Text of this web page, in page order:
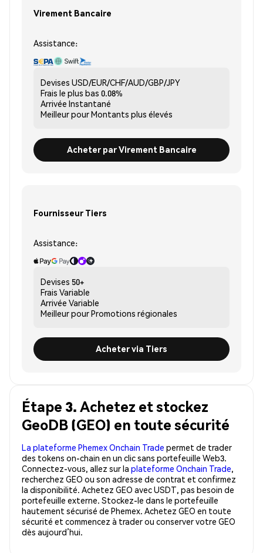
Virement Bancaire
Assistance:
Devises USD/EUR/CHF/AUD/GBP/JPY
Frais le plus bas 0.08%
Arrivée Instantané
Meilleur pourMontants plus élevés
Acheter par Virement Bancaire
Fournisseur Tiers
Assistance:
Devises 50+
Frais Variable
Arrivée Variable
Meilleur pourPromotions régionales
Acheter via Tiers
Étape 3. Achetez et stockez
GeoDB (GEO) en toute sécurité
La plateforme Phemex Onchain Trade permet de trader
des tokens on-chain en un clic sans portefeuille Web3.
Connectez-vous, allez sur la plateforme Onchain Trade,
recherchez GEO ou son adresse de contrat et confirmez
la disponibilité. Achetez GEO avec USDT, pas besoin de
portefeuille externe. Stockez-le dans le portefeuille
hautement sécurisé de Phemex. Achetez GEO en toute
sécurité et commencez à trader ou conserver votre GEO
dès aujourd’hui.